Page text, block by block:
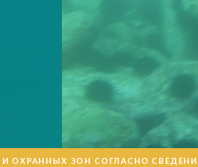
И ОХРАННЫХ ЗОН СОГЛАСНО